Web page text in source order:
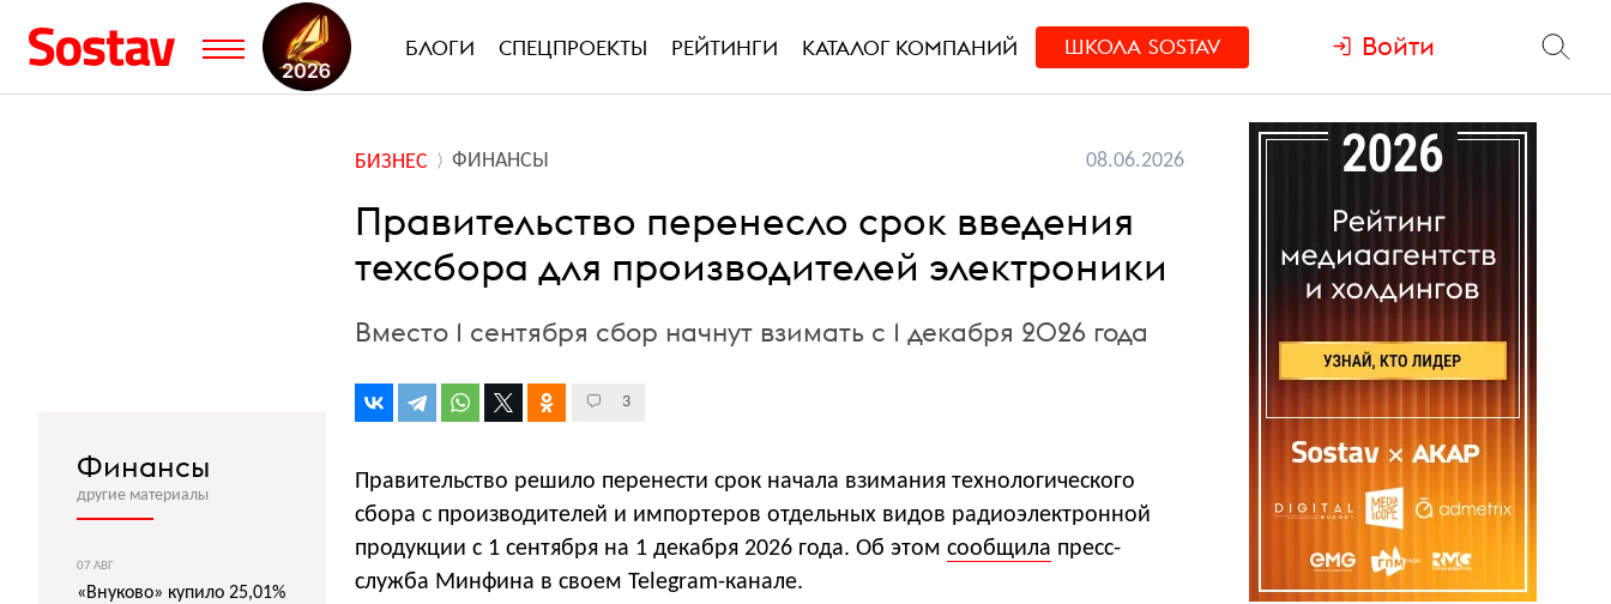
БЛОГИ СПЕЦПРОЕКТЫ РЕЙТИНГИ КАТАЛОГ КОМПАНИЙ ШКОЛА SOSTAV Войти
БИЗНЕС ФИНАНСЫ 08.06.2026
Правительство перенесло срок введения
техсбора для производителей электроники
Вместо 1 сентября сбор начнут взимать с 1 декабря 2026 года
3
Правительство решило перенести срок начала взимания технологического
сбора с производителей и импортеров отдельных видов радиоэлектронной
продукции с 1 сентября на 1 декабря 2026 года. Об этом сообщила пресс-
служба Минфина в своем Telegram-канале.
Финансы
другие материалы
07 АВГ
«Внуково» купило 25,01%